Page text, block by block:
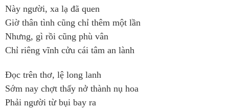
Này người, xa lạ đã quen
Giờ thân tình cũng chỉ thêm một lần
Nhưng, gì rồi cũng phù vân
Chỉ riêng vĩnh cửu cái tâm an lành
Đọc trên thơ, lệ long lanh
Sớm nay chợt thấy nở thành nụ hoa
Phải người từ bụi bay ra